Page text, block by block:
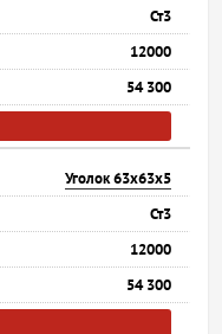
Ст3
12000
54 300
Уголок 63х63х5
Ст3
12000
54 300